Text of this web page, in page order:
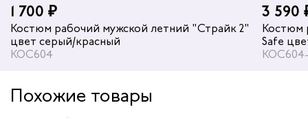
1 700 ₽
Костюм рабочий мужской летний "Страйк 2"
цвет серый/красный
КОС604
3 590
Костюм
Safe
Похожие товары